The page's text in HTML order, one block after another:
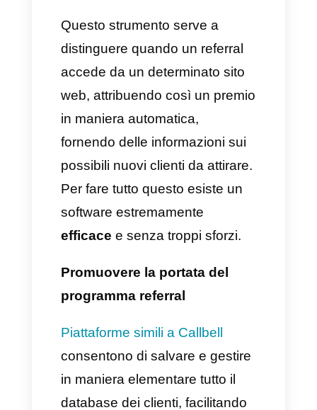
Qual è il nesso tra WhatsApp e
i programmi referral?
Essendo uno strumento di
comunicazione potente,
WhatsApppresenta una portata
da non sprecare. Tutti i tuoi
clienti possiedono sicuramente
tasche, oppure utilizzano
messaggi istantanei e
facilmente accessibili a tutti
potenziali clienti.